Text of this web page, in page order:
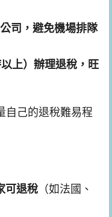
司，避免機場排隊
上）辦理退稅，旺
自己的退稅難易程
可退稅（如法國、